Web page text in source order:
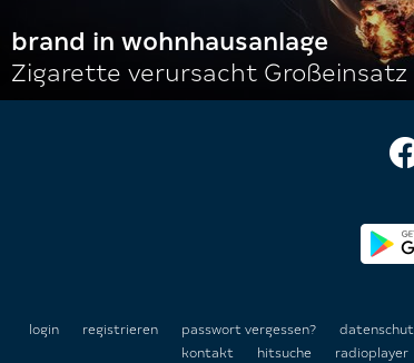
brand in wohnhausanlage
Zigarette verursacht Großeinsatz
login registrieren passwort vergessen?
kontakt
hitsuche radioplayer